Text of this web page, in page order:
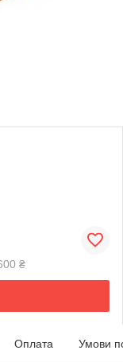
₴
Оплата Умови